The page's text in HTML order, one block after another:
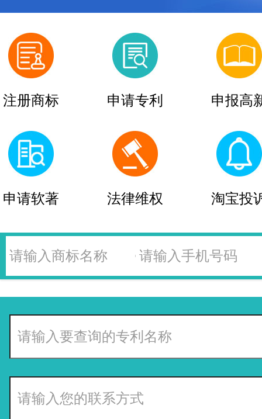
注册商标 申请专利 申报高
申请软著 法律维权 淘宝投